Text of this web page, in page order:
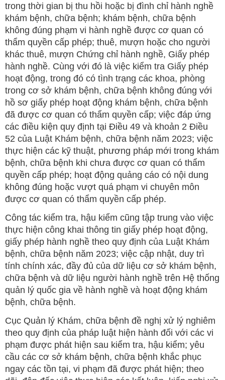
trong thời gian bị thu hồi hoặc bị đình chỉ hành nghề
khám bệnh, chữa bệnh; khám bệnh, chữa bệnh
không đúng phạm vi hành nghề được cơ quan có
thẩm quyền cấp phép; thuê, mượn hoặc cho người
khác thuê, mượn Chứng chỉ hành nghề, Giấy phép
hành nghề. Cùng với đó là việc kiểm tra Giấy phép
hoạt động, trong đó có tình trạng các khoa, phòng
trong cơ sở khám bệnh, chữa bệnh không đúng với
hồ sơ giấy phép hoạt động khám bệnh, chữa bệnh
đã được cơ quan có thẩm quyền cấp; việc đáp ứng
các điều kiện quy định tại Điều 49 và khoản 2 Điều
52 của Luật Khám bệnh, chữa bệnh năm 2023; việc
thực hiện các kỹ thuật, phương pháp mới trong khám
bệnh, chữa bệnh khi chưa được cơ quan có thẩm
quyền cấp phép; hoạt động quảng cáo có nội dung
không đúng hoặc vượt quá phạm vi chuyên môn
được cơ quan có thẩm quyền cấp phép.
Công tác kiểm tra, hậu kiểm cũng tập trung vào việc
thực hiện công khai thông tin giấy phép hoạt động,
giấy phép hành nghề theo quy định của Luật Khám
bệnh, chữa bệnh năm 2023; việc cập nhật, duy trì
tính chính xác, đầy đủ của dữ liệu cơ sở khám bệnh,
chữa bệnh và dữ liệu người hành nghề trên Hệ thống
quản lý quốc gia về hành nghề và hoạt động khám
bệnh, chữa bệnh.
Cục Quản lý Khám, chữa bệnh đề nghị xử lý nghiêm
theo quy định của pháp luật hiện hành đối với các vi
phạm được phát hiện sau kiểm tra, hậu kiểm; yêu
cầu các cơ sở khám bệnh, chữa bệnh khắc phục
ngay các tồn tại, vi phạm đã được phát hiện; theo